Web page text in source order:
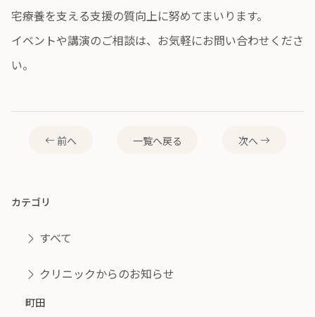
宅療養を支える支援の質向上に努めてまいります。
イベントや講演のご相談は、お気軽にお問い合わせくださ
い。
前へ 一覧へ戻る 次へ
カテゴリ
すべて
クリニックからのお知らせ
町田